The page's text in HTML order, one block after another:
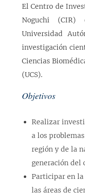
El Centro de
Noguchi
Universidad
investigación
Ciencias
(UCS).
Objetivos
Realizar
a los
región y de la
generación
Participar en la
las áreas de